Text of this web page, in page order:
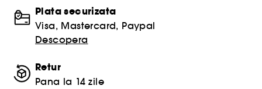
Plata securizata
Visa, Mastercard, Paypal
Descopera
Retur
Pana la 14 zile